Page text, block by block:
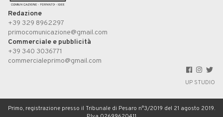
Redazione
+39 329 8962297
primocomunicazione@gmail.com
Commerciale e pubblicità
+39 340 3036771
commercialeprimo@gmail.com
UP STUDIO
Primo, registrazione presso il Tribunale di Pesaro n°3/2019 del 21 agosto 2019.